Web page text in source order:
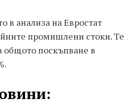
в анализа на Евростат
промишлени стоки. Те
общото поскъпване в